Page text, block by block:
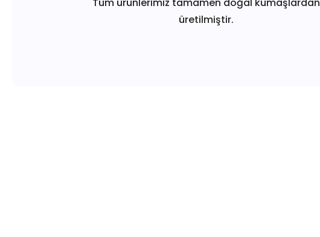
Tüm ürünlerimiz tamamen doğal kumaşlardan
üretilmiştir.